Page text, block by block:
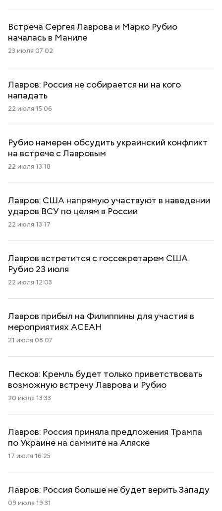
Встреча Сергея Лаврова и Марко Рубио
началась в Маниле
23 июля 07:02
Лавров: Россия не собирается ни на кого
нападать
22 июля 15:06
Рубио намерен обсудить украинский конфликт
на встрече с Лавровым
22 июля 13:18
Лавров: США напрямую участвуют в наведении
ударов ВСУ по целям в России
22 июля 13:17
Лавров встретится с госсекретарем США
Рубио 23 июля
22 июля 12:03
Лавров прибыл на Филиппины для участия в
мероприятиях АСЕАН
21 июля 08:07
Песков: Кремль будет только приветствовать
возможную встречу Лаврова и Рубио
20 июля 13:33
Лавров: Россия приняла предложения Трампа
по Украине на саммите на Аляске
17 июля 16:25
Лавров: Россия больше не будет верить Западу
09 июля 19:31